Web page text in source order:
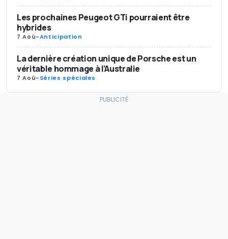
Les prochaines Peugeot GTi pourraient être
hybrides
7 Aoû-Anticipation
La dernière création unique de Porsche est un
véritable hommage à l’Australie
7 Aoû-Séries spéciales